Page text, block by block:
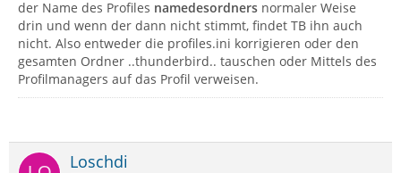
der Name des Profiles namedesordners normaler Weise
drin und wenn der dann nicht stimmt, findet TB ihn auch
nicht. Also entweder die profiles.ini korrigieren oder den
gesamten Ordner ..thunderbird.. tauschen oder Mittels des
Profilmanagers auf das Profil verweisen.
Loschdi